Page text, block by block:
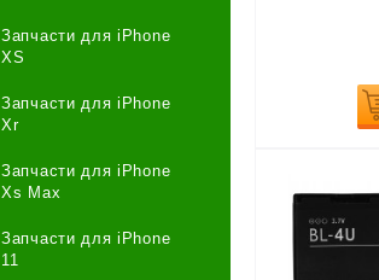
Запчасти для iPhone
XS
Запчасти для iPhone
Xr
Запчасти для iPhone
Xs Max
Запчасти для iPhone
11